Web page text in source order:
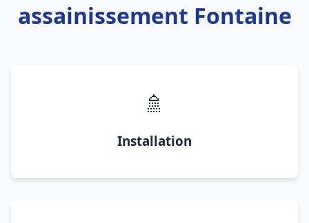
assainissement Fontaine
🚿
Installation